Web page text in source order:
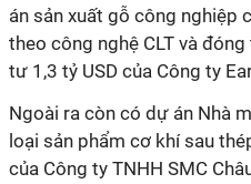
án sản xuất gỗ công nghiệp
theo công nghệ CLT và
tư 1,3 tỷ USD của Công ty
Ngoài ra còn có dự án Nhà
loại sản phẩm cơ khí sau
của Công ty TNHH SMC